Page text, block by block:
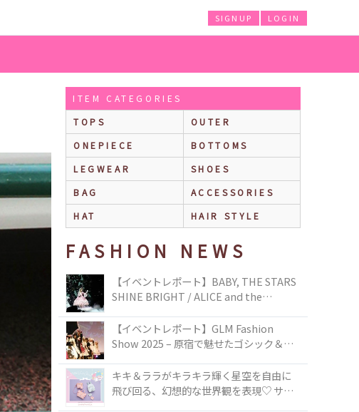
LOGIN
SIGNUP
ITEM CATEGORIES
TOPS
OUTER
ONEPIECE
BOTTOMS
LEGWEAR
SHOES
BAG
ACCESSORIES
HAT
HAIR STYLE
FASHION NEWS
【イベントレポート】BABY, THE STARS
SHINE BRIGHT / ALICE and the
TOKYO
【イベントレポート】GLM Fashion
Show 2025 – 原宿で魅せたゴシック＆ロ
キキ＆ララがキラキラ輝く星空を自由に
飛び回る、幻想的な世界観を表現♡ サマ